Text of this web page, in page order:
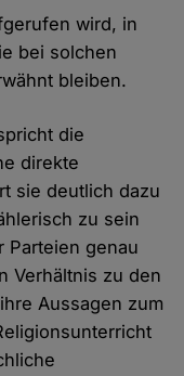
wird, in
bei solchen
bleiben.
die
direkte
sie deutlich dazu
zu sein
Parteien genau
Verhältnis zu den
Aussagen zum